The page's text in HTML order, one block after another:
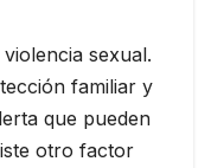
sexual.
familiar y
que pueden
otro factor